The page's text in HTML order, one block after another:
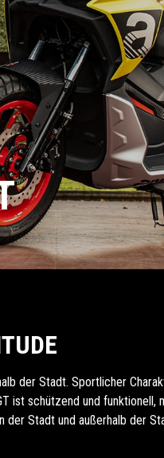
der Stadt. Sportlicher
ist schützend und funktionell,
Stadt und außerhalb der